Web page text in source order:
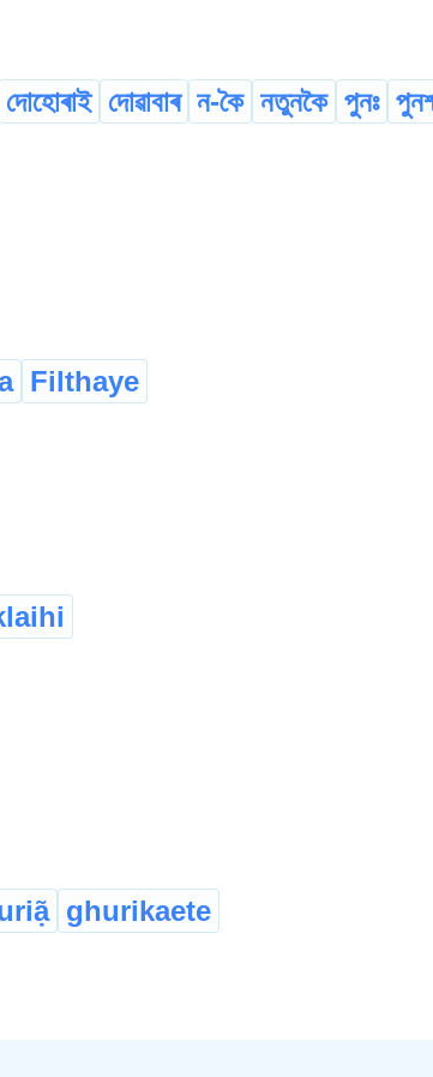
দোহোৰাই দোৱাবাৰ ন-কৈ নতুনকৈ পুনঃ
Filthaye
ghurikaete